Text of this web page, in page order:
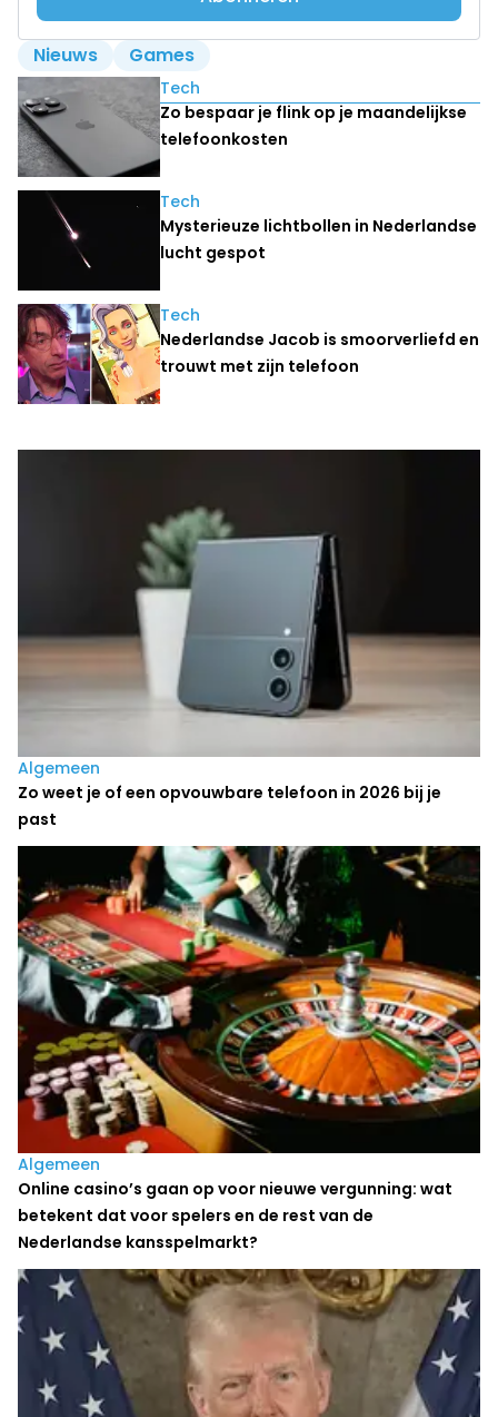
Nieuws Games
Lees ook
Tech
Zo bespaar je flink op je maandelijkse
telefoonkosten
Tech
Mysterieuze lichtbollen in Nederlandse
lucht gespot
Tech
Nederlandse Jacob is smoorverliefd en
trouwt met zijn telefoon
Laatste nieuws
Algemeen
Zo weet je of een opvouwbare telefoon in 2026 bij je
past
Algemeen
Online casino’s gaan op voor nieuwe vergunning: wat
betekent dat voor spelers en de rest van de
Nederlandse kansspelmarkt?